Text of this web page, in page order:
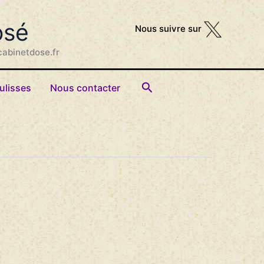
Nous suivre sur
Nous contacter Rechercher